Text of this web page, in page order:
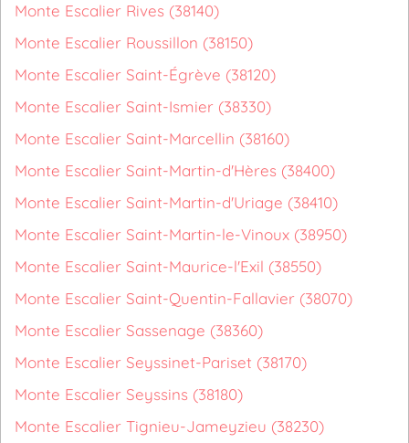
Monte Escalier Rives (38140)
Monte Escalier Roussillon (38150)
Monte Escalier Saint-Égrève (38120)
Monte Escalier Saint-Ismier (38330)
Monte Escalier Saint-Marcellin (38160)
Monte Escalier Saint-Martin-d'Hères (38400)
Monte Escalier Saint-Martin-d'Uriage (38410)
Monte Escalier Saint-Martin-le-Vinoux (38950)
Monte Escalier Saint-Maurice-l'Exil (38550)
Monte Escalier Saint-Quentin-Fallavier (38070)
Monte Escalier Sassenage (38360)
Monte Escalier Seyssinet-Pariset (38170)
Monte Escalier Seyssins (38180)
Monte Escalier Tignieu-Jameyzieu (38230)